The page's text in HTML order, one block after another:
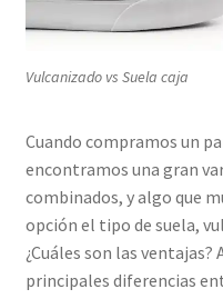
Vulcanizado vs Suela caja
Cuando compramos un
encontramos una gran
combinados, y algo que
opción el tipo de suela,
¿Cuáles son las
principales diferencias